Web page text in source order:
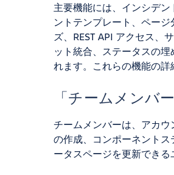
主要機能には、インシデ
ントテンプレート、ペー
ズ、REST API アクセス、
ット統合、ステータスの
れます。これらの機能の詳
「チームメンバ
チームメンバーは、アカ
の作成、コンポーネント
ータスページを更新できる